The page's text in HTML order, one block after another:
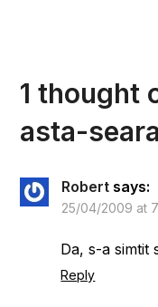
1 thought
asta-seara
Robert says:
25/04/2009 at
Da, s-a simtit
Reply